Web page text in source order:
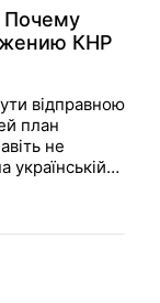
Почему
КНР
відправною
план
не
українській
України".